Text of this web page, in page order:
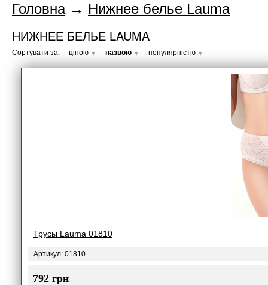
Головна→ Нижнее белье Lauma
НИЖНЕЕ БЕЛЬЕ LAUMA
Сортувати за: ціною ▼ назвою ▼ популярністю ▼
Трусы Lauma 01810
Артикул: 01810
792 грн